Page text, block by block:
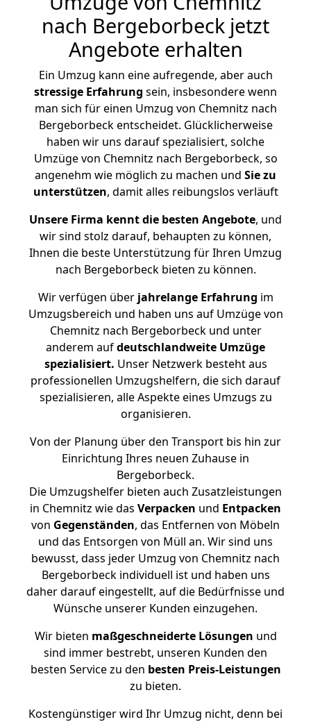
nach Bergeborbeck jetzt
Angebote erhalten
Ein Umzug kann eine aufregende, aber auch
stressige Erfahrung sein, insbesondere wenn
man sich für einen Umzug von Chemnitz nach
Bergeborbeck entscheidet. Glücklicherweise
haben wir uns darauf spezialisiert, solche
Umzüge von Chemnitz nach Bergeborbeck, so
angenehm wie möglich zu machen und Sie zu
unterstützen, damit alles reibungslos verläuft
Unsere Firma kennt die besten Angebote, und
wir sind stolz darauf, behaupten zu können,
Ihnen die beste Unterstützung für Ihren Umzug
nach Bergeborbeck bieten zu können.
Wir verfügen überjahrelange Erfahrung im
Umzugsbereich und haben uns auf Umzüge von
Chemnitz nach Bergeborbeck und unter
anderem aufdeutschlandweite Umzüge
spezialisiert. Unser Netzwerk besteht aus
professionellen Umzugshelfern, die sich darauf
spezialisieren, alle Aspekte eines Umzugs zu
organisieren.
Von der Planung über den Transport bis hin zur
Einrichtung Ihres neuen Zuhause in
Bergeborbeck.
Die Umzugshelfer bieten auch Zusatzleistungen
in Chemnitz wie das Verpacken und Entpacken
von Gegenständen, das Entfernen von Möbeln
und das Entsorgen von Müll an. Wir sind uns
bewusst, dass jeder Umzug von Chemnitz nach
Bergeborbeck individuell ist und haben uns
daher darauf eingestellt, auf die Bedürfnisse und
Wünsche unserer Kunden einzugehen.
Wir bieten maßgeschneiderte Lösungen und
sind immer bestrebt, unseren Kunden den
besten Service zu den besten Preis-Leistungen
zu bieten.
Kostengünstiger wird Ihr Umzug nicht, denn bei